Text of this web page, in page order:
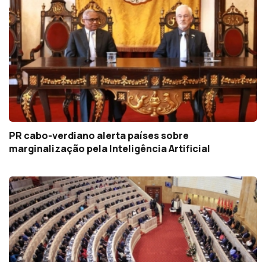
PR cabo-verdiano alerta países sobre
marginalização pela Inteligência Artificial